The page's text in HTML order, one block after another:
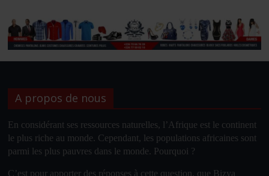
A propos de nous
En considérant ses ressources naturelles, l’Afrique est le continent
le plus riche au monde. Cependant, les populations africaines sont
parmi les plus pauvres dans le monde. Pourquoi ?
C’est pour apporter des réponses à cette question, que Bizya